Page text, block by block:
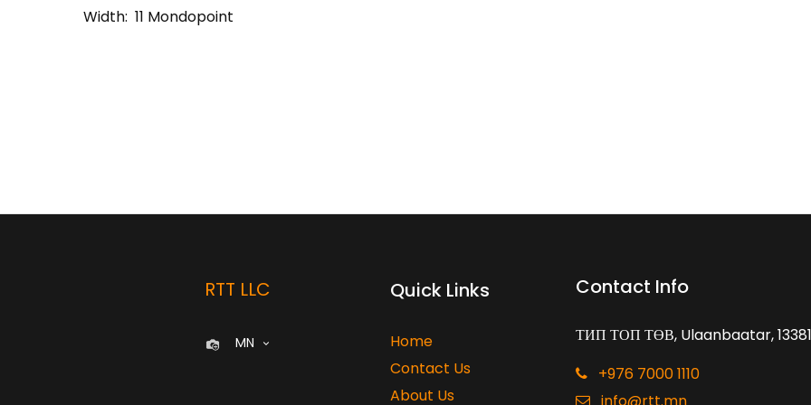
Width: 11 Mondopoint
RTT LLC
MN
Quick Links
Home
Contact Us
About Us
Contact Info
ТИП ТОП ТӨВ, Ulaanbaatar, 13381
+976 7000 1110
info@rtt.mn